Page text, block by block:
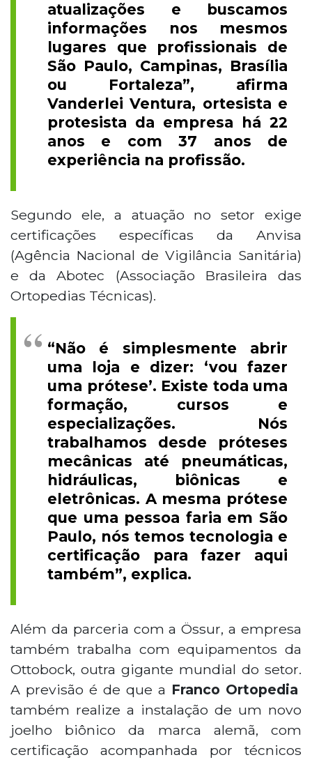
atualizações e buscamos
informações nos mesmos
lugares que profissionais de
São Paulo, Campinas, Brasília
ou Fortaleza”, afirma
Vanderlei Ventura, ortesista e
protesista da empresa há 22
anos e com 37 anos de
experiência na profissão.
Segundo ele, a atuação no setor exige
certificações específicas da Anvisa
(Agência Nacional de Vigilância Sanitária)
e da Abotec (Associação Brasileira das
Ortopedias Técnicas).
“Não é simplesmente abrir
uma loja e dizer: ‘vou fazer
uma prótese’. Existe toda uma
formação, cursos e
especializações. Nós
trabalhamos desde próteses
mecânicas até pneumáticas,
hidráulicas, biônicas e
eletrônicas. A mesma prótese
que uma pessoa faria em São
Paulo, nós temos tecnologia e
certificação para fazer aqui
também”, explica.
Além da parceria com a Össur, a empresa
também trabalha com equipamentos da
Ottobock, outra gigante mundial do setor.
A previsão é de que a Franco Ortopedia
também realize a instalação de um novo
joelho biônico da marca alemã, com
certificação acompanhada por técnicos